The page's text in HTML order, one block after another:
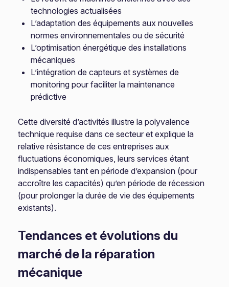
technologies actualisées
L’adaptation des équipements aux nouvelles
normes environnementales ou de sécurité
L’optimisation énergétique des installations
mécaniques
L’intégration de capteurs et systèmes de
monitoring pour faciliter la maintenance
prédictive
Cette diversité d’activités illustre la polyvalence
technique requise dans ce secteur et explique la
relative résistance de ces entreprises aux
fluctuations économiques, leurs services étant
indispensables tant en période d’expansion (pour
accroître les capacités) qu’en période de récession
(pour prolonger la durée de vie des équipements
existants).
Tendances et évolutions du
marché de la réparation
mécanique